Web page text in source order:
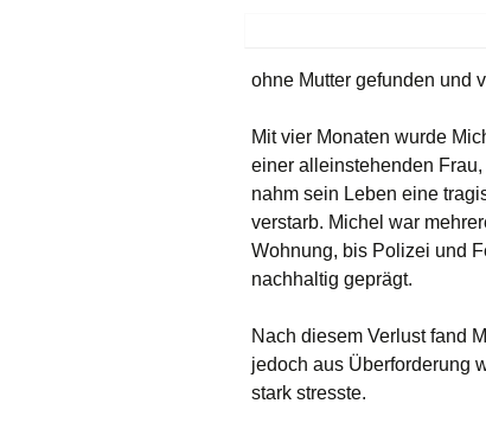
ohne Mutter gefunden und
Mit vier Monaten wurde
einer alleinstehenden
nahm sein Leben eine
verstarb. Michel war
Wohnung, bis Polizei und
nachhaltig geprägt.
Nach diesem Verlust fand
jedoch aus Überforderung
stark stresste.